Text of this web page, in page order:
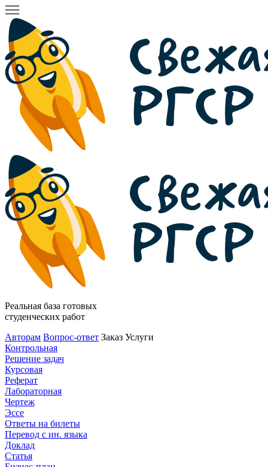
Реальная база готовых
студенческих работ
Авторам Вопрос-ответ Заказ Услуги
Контрольная
Решение задач
Курсовая
Реферат
Лабораторная
Чертеж
Эссе
Ответы на билеты
Перевод с ин. языка
Доклад
Статья